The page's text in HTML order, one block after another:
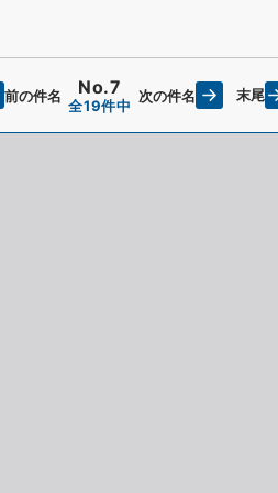
前の件名 No.7
全19件中
次の件名 末尾